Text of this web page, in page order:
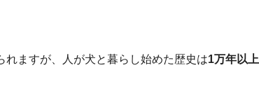
ますが、人が犬と暮らし始めた歴史は1万年以上